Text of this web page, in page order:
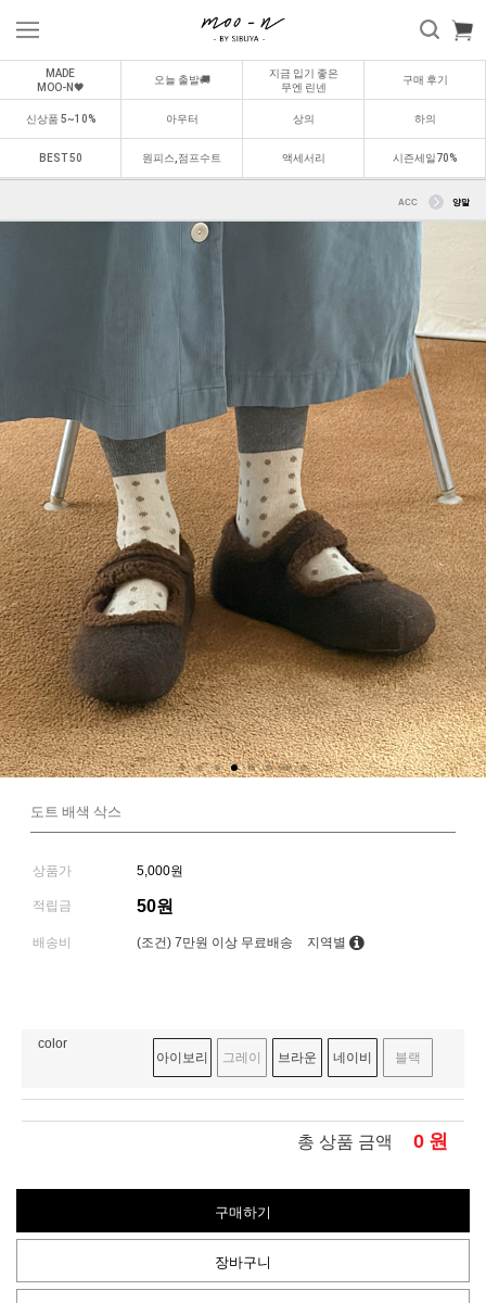
MADE
MOO-N🖤
오늘 출발🚚
지금 입기 좋은
무엔 린넨
구매 후기
신상품 5~10% 아우터 상의 하의
BEST 50 원피스,점프수트 액세서리 시즌세일70%
ACC 양말
도트 배색 삭스
상품가 5,000원
적립금 50원
배송비 (조건) 7만원 이상 무료배송 지역별
color
아이보리
그레이 브라운 네이비 블랙
총 상품 금액 0 원
구매하기
장바구니